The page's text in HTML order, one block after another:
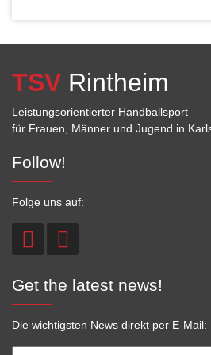
TSV Rintheim
Leistungsorientierter Handballsport
für Frauen, Männer und Jugend in
Follow!
Folge uns auf:
Get the latest news!
Die wichtigsten News direkt per E-Mail: